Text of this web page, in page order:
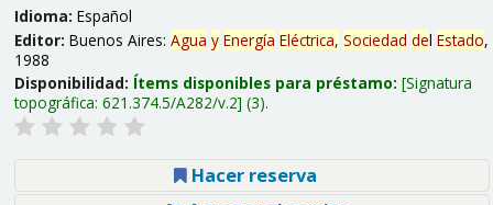
Idioma: Español
Editor: Buenos Aires: Agua y Energía Eléctrica, Sociedad del Estado,
1988
Disponibilidad: Ítems disponibles para préstamo: Signatura
topográfica: 621.374.5/A282/v.2 (3).
Hacer reserva